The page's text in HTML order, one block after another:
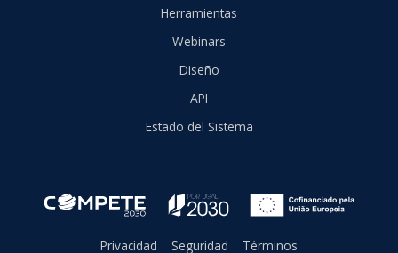
Herramientas
Webinars
Diseño
API
Estado del Sistema
Privacidad Seguridad Términos